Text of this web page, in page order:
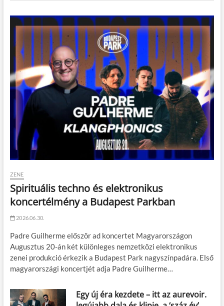
ZENE
Spirituális techno és elektronikus
koncertélmény a Budapest Parkban
2026.06.30.
Padre Guilherme először ad koncertet Magyarországon
Augusztus 20-án két különleges nemzetközi elektronikus
zenei produkció érkezik a Budapest Park nagyszínpadára. Első
magyarországi koncertjét adja Padre Guilherme…
Egy új éra kezdete – itt az aurevoir.